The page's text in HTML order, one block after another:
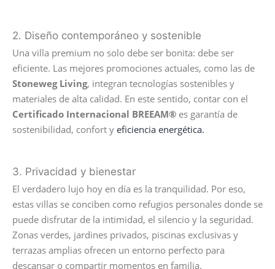
2. Diseño contemporáneo y sostenible
Una villa premium no solo debe ser bonita: debe ser
eficiente. Las mejores promociones actuales, como las de
Stoneweg Living, integran tecnologías sostenibles y
materiales de alta calidad. En este sentido, contar con el
Certificado Internacional BREEAM® es garantía de
sostenibilidad, confort y eficiencia energética.
3. Privacidad y bienestar
El verdadero lujo hoy en día es la tranquilidad. Por eso,
estas villas se conciben como refugios personales donde se
puede disfrutar de la intimidad, el silencio y la seguridad.
Zonas verdes, jardines privados, piscinas exclusivas y
terrazas amplias ofrecen un entorno perfecto para
descansar o compartir momentos en familia.